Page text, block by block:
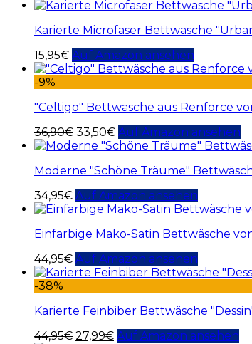
Karierte Microfaser Bettwäsche
15,95€ Auf Amazon ansehen
-9%
"Celtigo" Bettwäsche aus Renforce
36,90€ 33,50€ Auf Amazon ansehen
Moderne "Schöne Träume"
34,95€ Auf Amazon ansehen
Einfarbige Mako-Satin Bettwäsche
44,95€ Auf Amazon ansehen
-38%
Karierte Feinbiber Bettwäsche
44,95€ 27,99€ Auf Amazon ansehen